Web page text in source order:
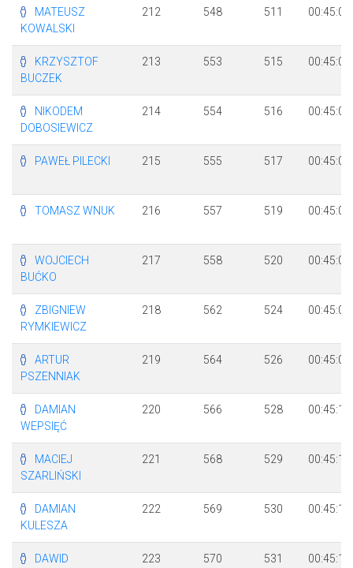
MATEUSZ
KOWALSKI
212 548 511 00:45:04
KRZYSZTOF
BUCZEK
213 553 515 00:45:06
NIKODEM
DOBOSIEWICZ
214 554 516 00:45:07
PAWEŁ PILECKI 215 555 517 00:45:07
TOMASZ WNUK 216 557 519 00:45:07
WOJCIECH
BUĆKO
217 558 520 00:45:07
ZBIGNIEW
RYMKIEWICZ
218 562 524 00:45:09
ARTUR
PSZENNIAK
219 564 526 00:45:09
DAMIAN
WEPSIĘĆ
220 566 528 00:45:10
MACIEJ
SZARLIŃSKI
221 568 529 00:45:11
DAMIAN
KULESZA
222 569 530 00:45:11
DAWID 223 570 531 00:45:12